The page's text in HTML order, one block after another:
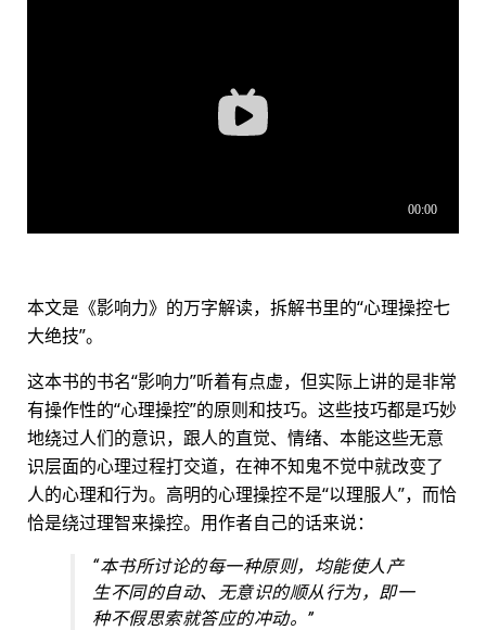
本文是《影响力》的万字解读，拆解书里的“心理操控七
大绝技”。
这本书的书名“影响力”听着有点虚，但实际上讲的是非常
有操作性的“心理操控”的原则和技巧。这些技巧都是巧妙
地绕过人们的意识，跟人的直觉、情绪、本能这些无意
识层面的心理过程打交道，在神不知鬼不觉中就改变了
人的心理和行为。高明的心理操控不是“以理服人”，而恰
恰是绕过理智来操控。用作者自己的话来说：
“本书所讨论的每一种原则，均能使人产
生不同的自动、无意识的顺从行为，即一
种不假思索就答应的冲动。”